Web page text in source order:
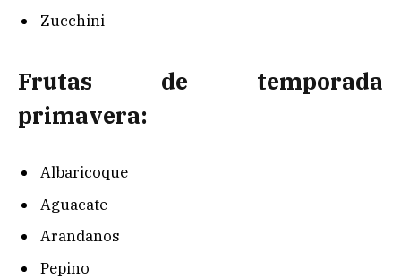
Zucchini
Frutas de temporada
primavera:
Albaricoque
Aguacate
Arandanos
Pepino